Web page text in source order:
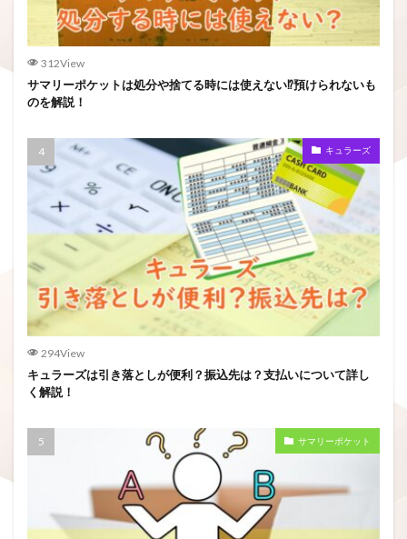
312View
サマリーポケットは処分や捨てる時には使えない⁉預けられないも
のを解説！
キュラーズ
294View
キュラーズは引き落としが便利？振込先は？支払いについて詳し
く解説！
サマリーポケット